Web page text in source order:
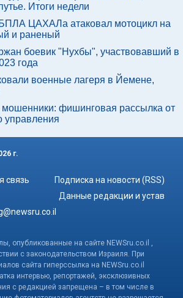
Итоги недели
ЦАХАЛа атаковал мотоцикл на
и раненый
боевик "Нухбы", участвовавший в
года
военные лагеря в Йемене,
фишинговая рассылка от
управления
г.
связь
Подписка на новости (RSS)
Данные редакции и устав
опубликованные на сайте NEWSru.co.il ,
с законодательством Израиля. При
сайта гиперссылка на NEWSru.co.il
интервью, репортажей, эксклюзивных
с редакцией запрещена – в том числе в